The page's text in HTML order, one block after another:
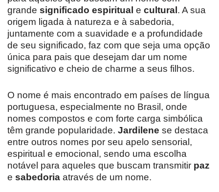
grande significado espiritual e cultural . A sua
origem ligada à natureza e à sabedoria,
juntamente com a suavidade e a profundidade
de seu significado, faz com que seja uma opção
única para pais que desejam dar um nome
significativo e cheio de charme a seus filhos.
O nome é mais encontrado em países de língua
portuguesa, especialmente no Brasil, onde
nomes compostos e com forte carga simbólica
têm grande popularidade. Jardilene se destaca
entre outros nomes por seu apelo sensorial,
espiritual e emocional, sendo uma escolha
notável para aqueles que buscam transmitir paz
e sabedoria através de um nome.